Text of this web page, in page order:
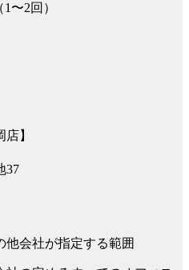
〜2回）
】
37
他会社が指定する範囲